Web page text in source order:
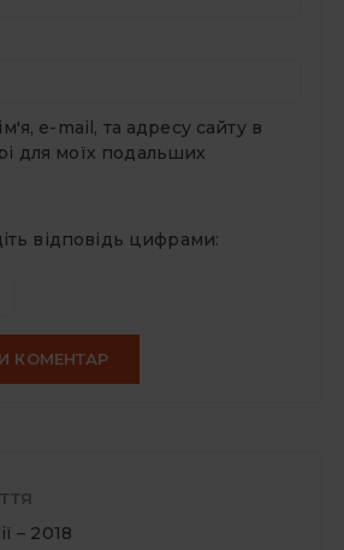
e-mail, та адресу сайту в
для моїх подальших
відповідь цифрами:
– 2018